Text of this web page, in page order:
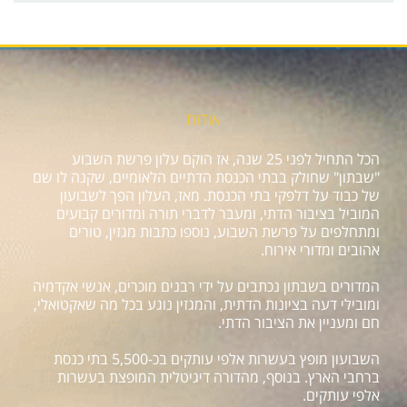
אודות
הכל התחיל לפני 25 שנה, אז הוקם עלון פרשת השבוע
"שבתון" שחולק בבתי הכנסת הדתיים הלאומיים, שקנה לו שם
של כבוד על דלפקי בתי הכנסת. מאז, העלון הפך לשבועון
המוביל בציבור הדתי, ומעבר לדברי תורה ומדורים קבועים
ומתחלפים על פרשת השבוע, נוספו כתבות מגזין, טורים
אהובים ומדורי אירוח.
המדורים בשבתון נכתבים על ידי רבנים מוכרים, אנשי אקדמיה
ומובילי דעה בציונות הדתית, והמגזין נוגע בכל מה שאקטואלי,
חם ומעניין את הציבור הדתי.
השבועון מופץ בעשרות אלפי עותקים בכ-5,500 בתי כנסת
ברחבי הארץ. בנוסף, מהדורה דיגיטלית המופצת בעשרות
אלפי עותקים.